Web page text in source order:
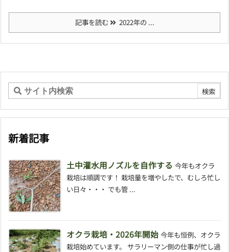
記事を読む 2022年の ...
新着記事
土中灌水用ノズルを自作する 今年もオクラ
栽培は順調です！ 栽培量を増やしたで、むしろ忙し
い日々・・・ でも管 ...
オクラ栽培・2026年開始 今年も恒例、オクラ
栽培始めています。 サラリーマン側の仕事が忙し過